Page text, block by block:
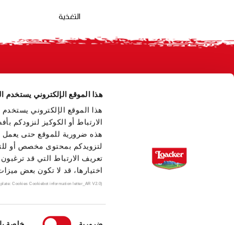
هذا الموقع الإلكتروني يستخدم
هذا الموقع الإلكتروني
الارتباط أو الكوكيز لنزودكم
هذه ضرورية للموقع حتى يعمل
لتزويدكم بمحتوى مخصص أو
تعريف الارتباط التي قد
اختيارها، قد لا تكون بعض
(template: Cookies Cookiebot information letter_AR V2.0)
التغذية
Footer